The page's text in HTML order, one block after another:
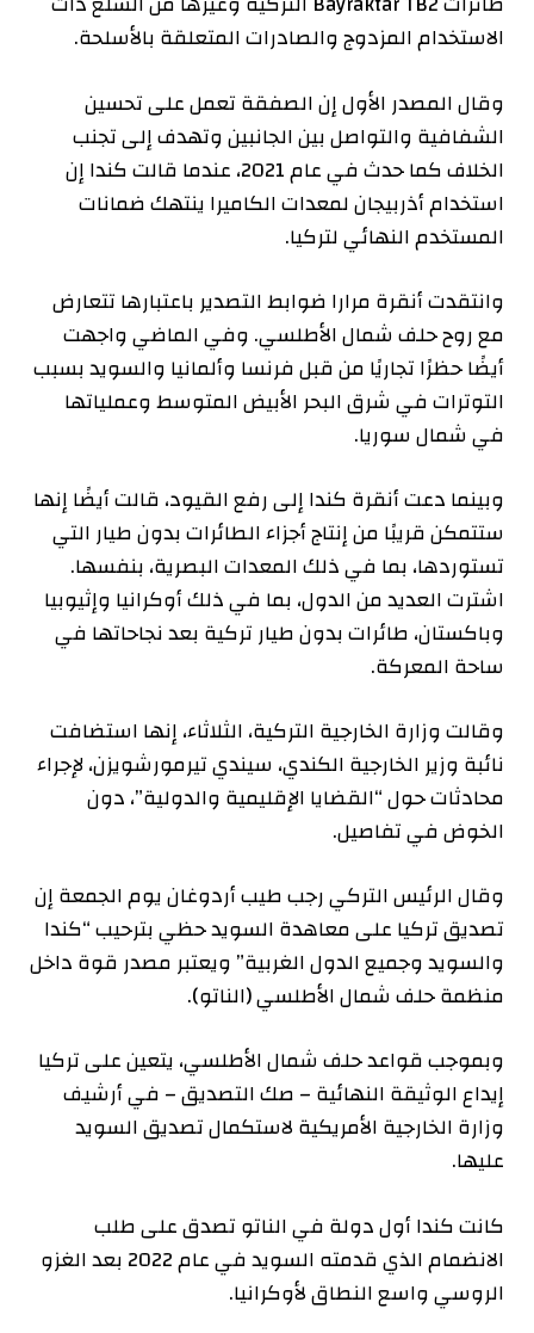
الاستخدام المزدوج والصادرات المتعلقة بالأسلحة.
وقال المصدر الأول إن الصفقة تعمل على تحسين
الشفافية والتواصل بين الجانبين وتهدف إلى تجنب
الخلاف كما حدث في عام 2021، عندما قالت كندا إن
استخدام أذربيجان لمعدات الكاميرا ينتهك ضمانات
المستخدم النهائي لتركيا.
وانتقدت أنقرة مرارا ضوابط التصدير باعتبارها تتعارض
مع روح حلف شمال الأطلسي. وفي الماضي واجهت
أيضًا حظرًا تجاريًا من قبل فرنسا وألمانيا والسويد بسبب
التوترات في شرق البحر الأبيض المتوسط ​​وعملياتها
في شمال سوريا.
وبينما دعت أنقرة كندا إلى رفع القيود، قالت أيضًا إنها
ستتمكن قريبًا من إنتاج أجزاء الطائرات بدون طيار التي
تستوردها، بما في ذلك المعدات البصرية، بنفسها.
اشترت العديد من الدول، بما في ذلك أوكرانيا وإثيوبيا
وباكستان، طائرات بدون طيار تركية بعد نجاحاتها في
ساحة المعركة.
وقالت وزارة الخارجية التركية، الثلاثاء، إنها استضافت
نائبة وزير الخارجية الكندي، سيندي تيرمورشويزن، لإجراء
محادثات حول “القضايا الإقليمية والدولية”، دون
الخوض في تفاصيل.
وقال الرئيس التركي رجب طيب أردوغان يوم الجمعة إن
تصديق تركيا على معاهدة السويد حظي بترحيب “كندا
والسويد وجميع الدول الغربية” ويعتبر مصدر قوة داخل
منظمة حلف شمال الأطلسي (الناتو).
وبموجب قواعد حلف شمال الأطلسي، يتعين على تركيا
إيداع الوثيقة النهائية – صك التصديق – في أرشيف
وزارة الخارجية الأمريكية لاستكمال تصديق السويد
عليها.
كانت كندا أول دولة في الناتو تصدق على طلب
الانضمام الذي قدمته السويد في عام 2022 بعد الغزو
الروسي واسع النطاق لأوكرانيا.